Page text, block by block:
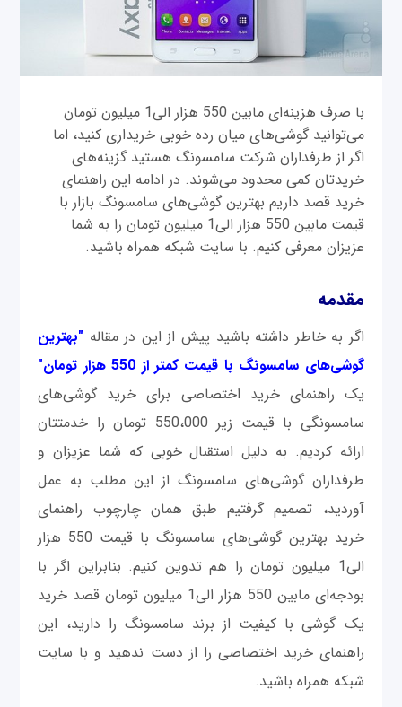
با صرف هزینه‌ای مابین 550 هزار الی1 میلیون تومان
می‌توانید گوشی‌های میان رده خوبی خریداری کنید، اما
اگر از طرفداران شرکت سامسونگ هستید گزینه‌های
خریدتان کمی محدود می‌شوند. در ادامه این راهنمای
خرید قصد داریم بهترین گوشی‌های سامسونگ بازار با
قیمت مابین 550 هزار الی1 میلیون تومان را به شما
عزیزان معرفی کنیم. با سایت شبکه همراه باشید.
مقدمه
اگر به خاطر داشته باشید پیش از این در مقاله "بهترین
گوشی‌های سامسونگ با قیمت کمتر از 550 هزار تومان"
یک راهنمای خرید اختصاصی برای خرید گوشی‌های
سامسونگی با قیمت زیر 550،000 تومان را خدمتتان
ارائه کردیم. به دلیل استقبال خوبی که شما عزیزان و
طرفداران گوشی‌های سامسونگ از این مطلب به عمل
آوردید، تصمیم گرفتیم طبق همان چارچوب راهنمای
خرید بهترین گوشی‌های سامسونگ با قیمت 550 هزار
الی1 میلیون تومان را هم تدوین کنیم. بنابراین اگر با
بودجه‌ای مابین 550 هزار الی1 میلیون تومان قصد خرید
یک گوشی با کیفیت از برند سامسونگ را دارید، این
راهنمای خرید اختصاصی را از دست ندهید و با سایت
شبکه همراه باشید.